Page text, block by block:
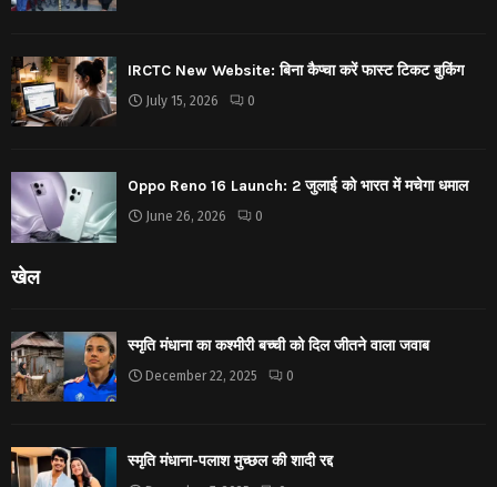
IRCTC New Website: बिना कैप्चा करें फास्ट टिकट बुकिंग
July 15, 2026 0
Oppo Reno 16 Launch: 2 जुलाई को भारत में मचेगा धमाल
June 26, 2026 0
खेल
स्मृति मंधाना का कश्मीरी बच्ची को दिल जीतने वाला जवाब
December 22, 2025 0
स्मृति मंधाना-पलाश मुच्छल की शादी रद्द